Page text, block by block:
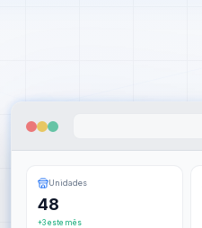
Unidades
48
+3 este mês